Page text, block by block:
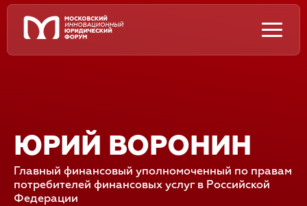
ЮРИЙ ВОРОНИН
Главный финансовый уполномоченный по правам
потребителей финансовых услуг в Российской
Федерации